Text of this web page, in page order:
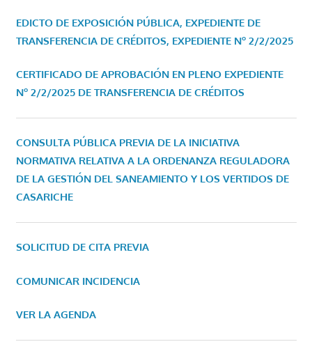
EDICTO DE EXPOSICIÓN PÚBLICA, EXPEDIENTE DE
TRANSFERENCIA DE CRÉDITOS, EXPEDIENTE Nº 2/2/2025
CERTIFICADO DE APROBACIÓN EN PLENO EXPEDIENTE
Nº 2/2/2025 DE TRANSFERENCIA DE CRÉDITOS
CONSULTA PÚBLICA PREVIA DE LA INICIATIVA
NORMATIVA RELATIVA A LA ORDENANZA REGULADORA
DE LA GESTIÓN DEL SANEAMIENTO Y LOS VERTIDOS DE
CASARICHE
SOLICITUD DE CITA PREVIA
COMUNICAR INCIDENCIA
VER LA AGENDA